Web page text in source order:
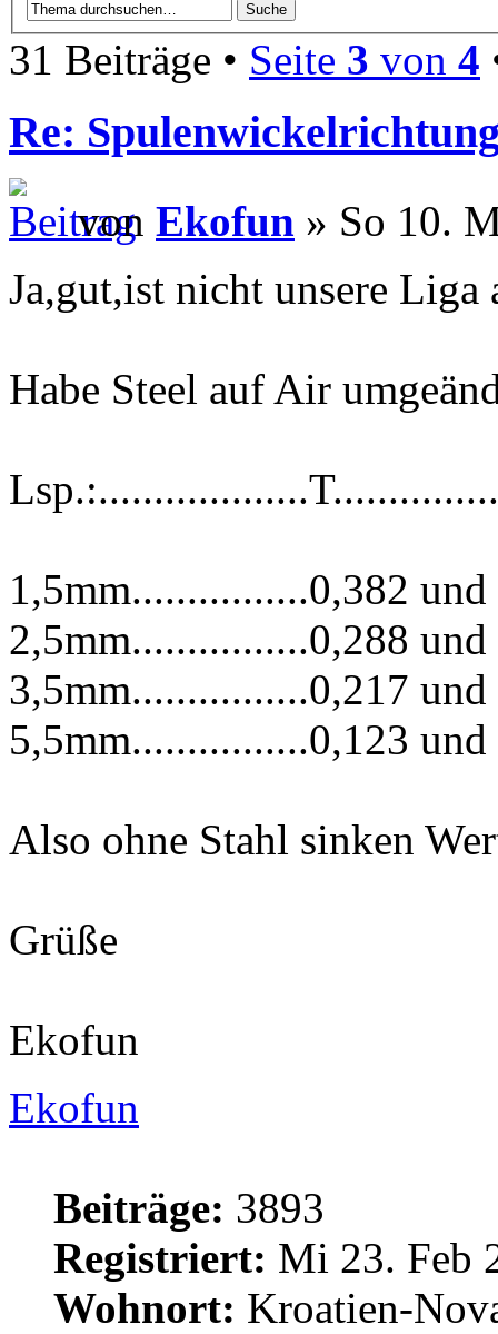
31 Beiträge • Seite 3 von 4
Re:
von Ekofun » So 10.
Ja,gut,ist nicht unsere Liga
Habe Steel auf Air
1,5mm................0,382
2,5mm................0,288
3,5mm................0,217
5,5mm................0,123
Also ohne Stahl sinken
Grüße
Ekofun
Ekofun
Beiträge: 3893
Registriert: Mi 23. Feb
Wohnort: Kroatien-